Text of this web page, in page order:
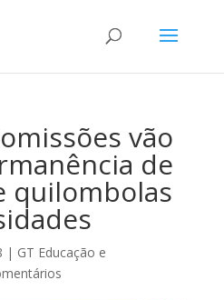
vão
de
quilombolas
| GT Educação e